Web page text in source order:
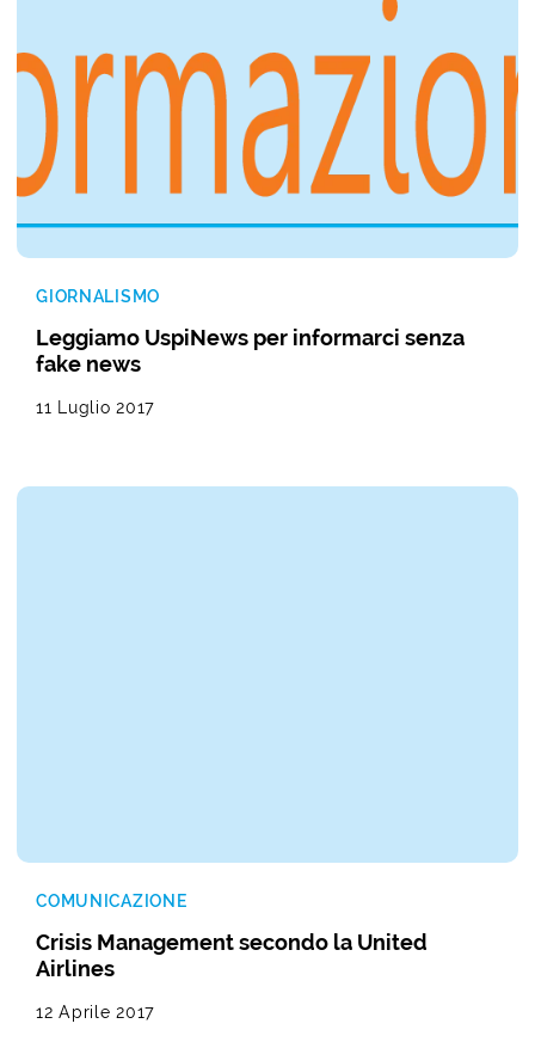
GIORNALISMO
Leggiamo UspiNews per informarci senza
fake news
11 Luglio 2017
COMUNICAZIONE
Crisis Management secondo la United
Airlines
12 Aprile 2017